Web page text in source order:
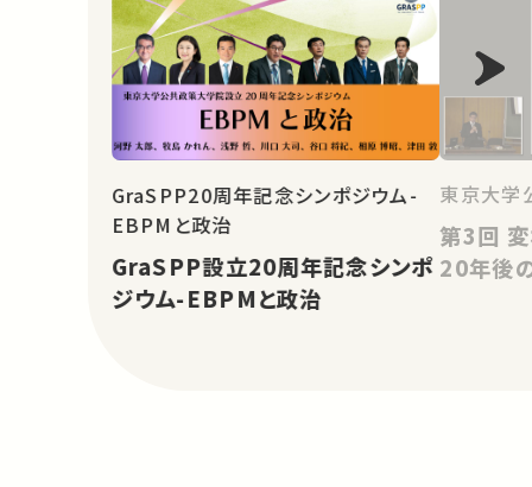
GraSPP20周年記念シンポジウム-
EBPMと政治
GraSPP設立20周年記念シンポ
ジウム-EBPMと政治
東京大学
第3回 変わる地域医療システム：
20年後